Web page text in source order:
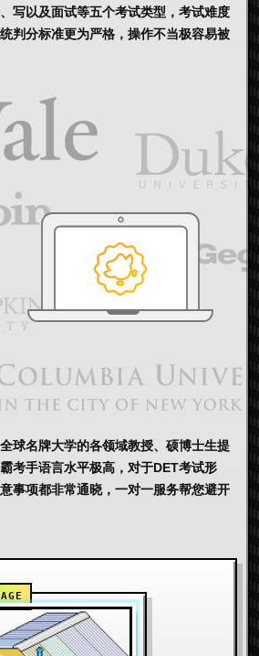
写以及面试等五个考试类型，考试难度
判分标准更为严格，操作不当极容易被
球名牌大学的各领域教授、硕博士生提
考手语言水平极高，对于DET考试形
事项都非常通晓，一对一服务帮您避开